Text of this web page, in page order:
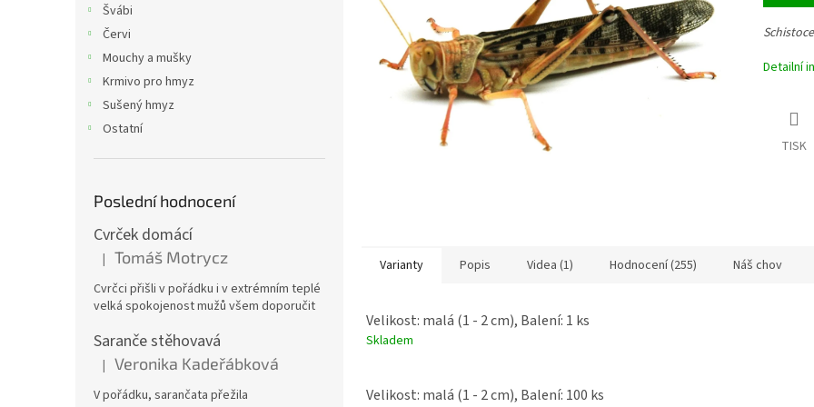
Švábi
Červi
Mouchy a mušky
Krmivo pro hmyz
Sušený hmyz
Ostatní
Poslední hodnocení
Cvrček domácí
Hodnocení produktu je 5 z 5 hvězdiček.
| Tomáš Motrycz
Cvrčci přišli v pořádku i v extrémním teplé
velká spokojenost mužů všem doporučit
Saranče stěhovavá
Hodnocení produktu je 5 z 5 hvězdiček.
| Veronika Kadeřábková
V pořádku, sarančata přežila
Detailní
TISK
Varianty Popis Videa (1) Hodnocení (255) Náš chov
Velikost: malá (1 - 2 cm), Balení: 1 ks
Skladem
Velikost: malá (1 - 2 cm), Balení: 100 ks